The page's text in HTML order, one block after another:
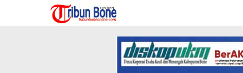
konten